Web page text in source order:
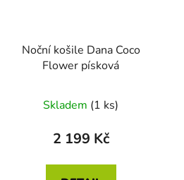
Noční košile Dana Coco
Flower písková
Skladem (1 ks)
2 199 Kč